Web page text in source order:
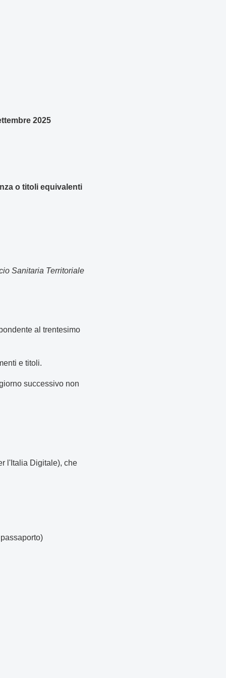
2025
o titoli equivalenti
Sanitaria Territoriale
al trentesimo
e titoli.
successivo non
l'Italia Digitale), che